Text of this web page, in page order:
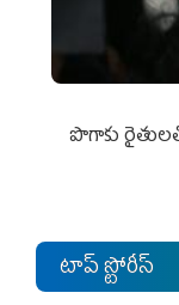
పొగాకు
టాప్ స్టోరీస్